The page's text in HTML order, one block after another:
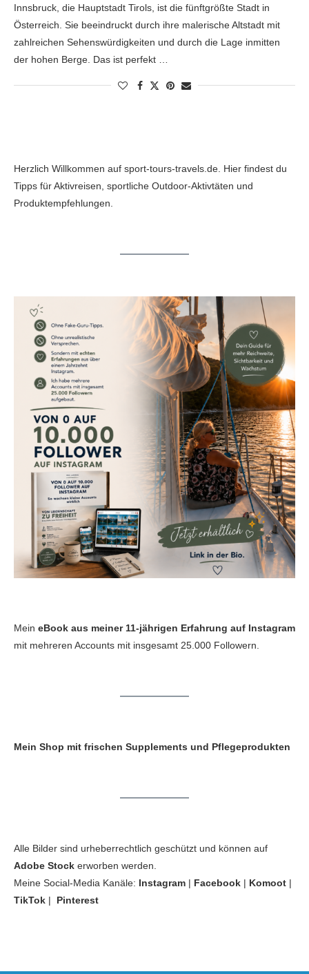
Innsbruck, die Hauptstadt Tirols, ist die fünftgrößte Stadt in
Österreich. Sie beeindruckt durch ihre malerische Altstadt mit
zahlreichen Sehenswürdigkeiten und durch die Lage inmitten
der hohen Berge. Das ist perfekt …
Herzlich Willkommen auf sport-tours-travels.de. Hier findest du
Tipps für Aktivreisen, sportliche Outdoor-Aktivtäten und
Produktempfehlungen.
Mein eBook aus meiner 11-jährigen Erfahrung auf Instagram
mit mehreren Accounts mit insgesamt 25.000 Followern.
Mein Shop mit frischen Supplements und Pflegeprodukten
Alle Bilder sind urheberrechtlich geschützt und können auf
Adobe Stock erworben werden.
Meine Social-Media Kanäle: Instagram | Facebook | Komoot |
TikTok | Pinterest